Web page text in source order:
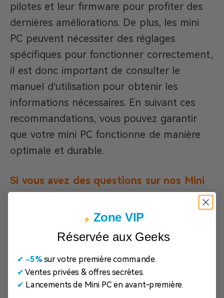
pilotes et leur firmware pour profiter des
dernières améliorations. De plus, les mini
PC peuvent nécessiter des réglages
spécifiques pour fonctionner correctement,
il est donc important de consulter le
manuel d’utilisation pour obtenir les
informations nécessaires. En suivant ces
recommandations, vous pouvez garantir
que votre mini PC fonctionne de manière
optimale et durable.
Si vous avez des questions sur nos Mini
PC achetés, laissez votre commentaire
pour vous entendre!
GEEKOM a établi son siège de recherche et
développement à Taïwan et possède plusieurs
filiales dans de nombreux pays à travers le
Zone VIP
Réservée aux Geeks
✔ ​–5%sur votre première commande.
✔ Ventes privées & offres secrètes.
✔ Lancements de Mini PC en avant-première.